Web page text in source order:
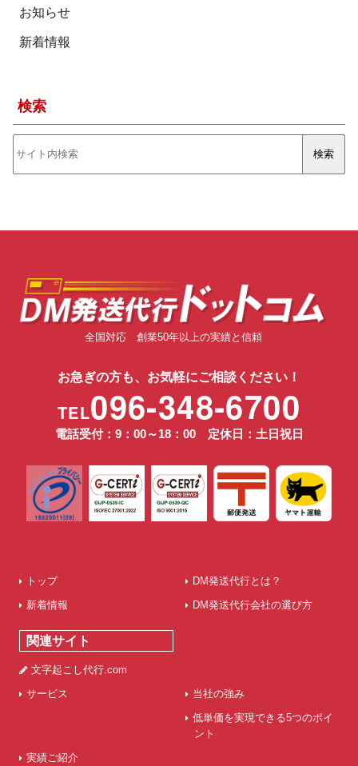
お知らせ
新着情報
検索
索
検索
全国対応 創業50年以上の実績と信頼
お急ぎの方も、お気軽にご相談ください！
TEL096-348-6700
電話受付：9：00～18：00 定休日：土日祝日
トップ
新着情報
関連サイト
文字起こし代行.com
DM発送代行とは？
DM発送代行会社の選び方
サービス
当社の強み
低単価を実現できる5つのポイ
ント
実績ご紹介